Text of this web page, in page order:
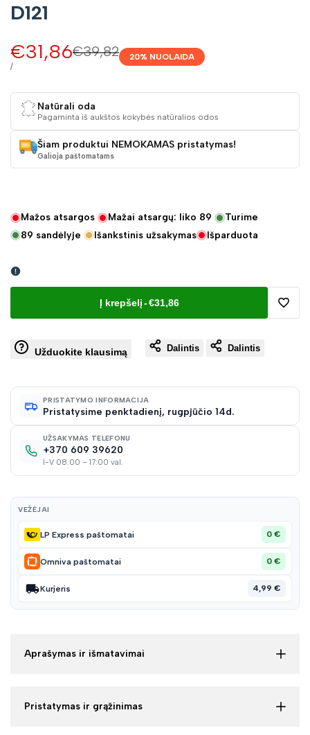
D121
Įprasta
€39,82
Pardavimo
kaina
€31,86
VIENETO
/
20% NUOLAIDA
Natūrali oda
Pagaminta iš aukštos kokybės natūralios odos
Šiam produktui NEMOKAMAS pristatymas!
Galioja paštomatams
Mažos atsargos Mažai atsargų: liko 89
Turime
89 sandėlyje Išankstinis užsakymas Išparduota
Į krepšelį-€31,86
Užduokite klausimą Dalintis Dalintis
PRISTATYMO INFORMACIJA
Pristatysime penktadienį, rugpjūčio 14d.
UŽSAKYMAS TELEFONU
+370 609 39620
I-V 08:00 – 17:00 val.
VEŽĖJAI
LP Express paštomatai 0 €
Omniva paštomatai 0 €
Kurjeris 4,99 €
Aprašymas ir išmatavimai
Pristatymas ir grąžinimas